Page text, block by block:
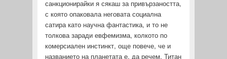
санкционирайки я сякаш за при­вързаността,
с която опаковала неговата социална
сатира като научна фантастика, и то не
толкова заради евфемизма, колкото по
комерсиален инстинкт, още повече, че и
названието на планетата е, да речем, Титан